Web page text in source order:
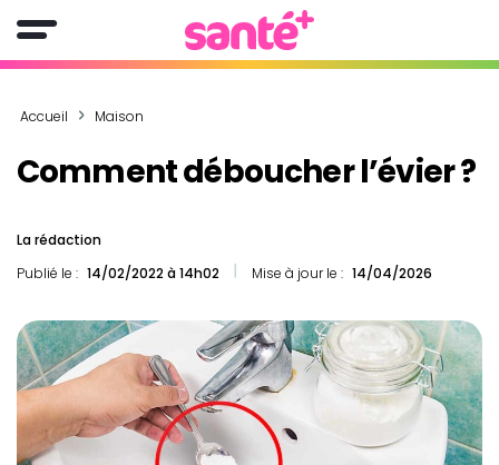
Accueil Maison
Comment déboucher l’évier ?
La rédaction
Publié le : 14/02/2022 à 14h02 Mise à jour le : 14/04/2026